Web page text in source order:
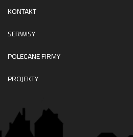
KONTAKT
SERWISY
POLECANE FIRMY
PROJEKTY